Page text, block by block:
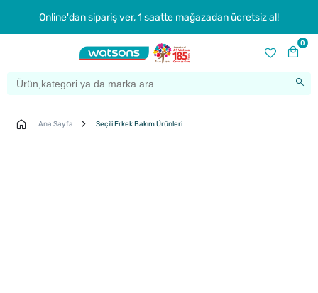
Online'dan sipariş ver, 1 saatte mağazadan ücretsiz al!
0
Ana Sayfa Seçili Erkek Bakım Ürünleri